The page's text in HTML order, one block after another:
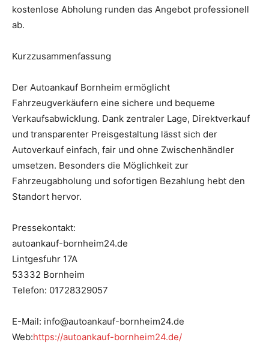
kostenlose Abholung runden das Angebot professionell
ab.
Kurzzusammenfassung
Der Autoankauf Bornheim ermöglicht
Fahrzeugverkäufern eine sichere und bequeme
Verkaufsabwicklung. Dank zentraler Lage, Direktverkauf
und transparenter Preisgestaltung lässt sich der
Autoverkauf einfach, fair und ohne Zwischenhändler
umsetzen. Besonders die Möglichkeit zur
Fahrzeugabholung und sofortigen Bezahlung hebt den
Standort hervor.
Pressekontakt:
autoankauf-bornheim24.de
Lintgesfuhr 17A
53332 Bornheim
Telefon: 01728329057
E-Mail: info@autoankauf-bornheim24.de
Web:https://autoankauf-bornheim24.de/